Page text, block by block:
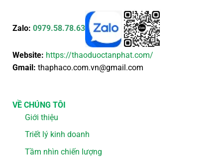
Zalo: 0979.58.78.63
Website: https://thaoduoctanphat.com/
Gmail: thaphaco.com.vn@gmail.com
VỀ CHÚNG TÔI
Giới thiệu
Triết lý kinh doanh
Tầm nhìn chiến lượng